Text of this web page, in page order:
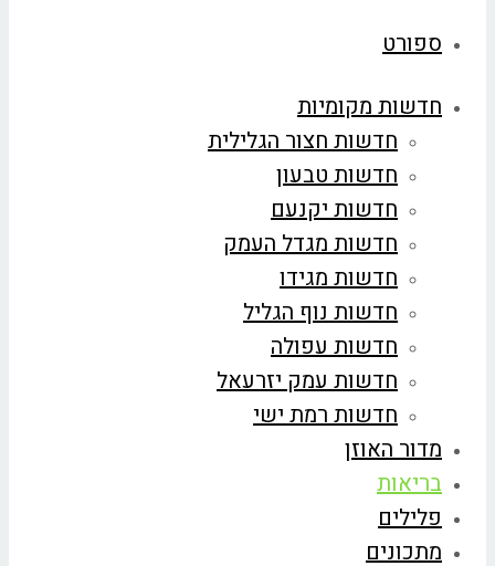
ספורט
חדשות מקומיות
חדשות חצור הגלילית
חדשות טבעון
חדשות יקנעם
חדשות מגדל העמק
חדשות מגידו
חדשות נוף הגליל
חדשות עפולה
חדשות עמק יזרעאל
חדשות רמת ישי
מדור האוזן
בריאות
פלילים
מתכונים